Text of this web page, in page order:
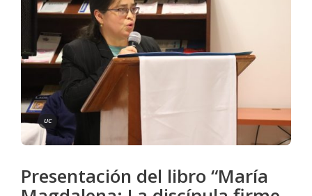
UC
Presentación del libro “María